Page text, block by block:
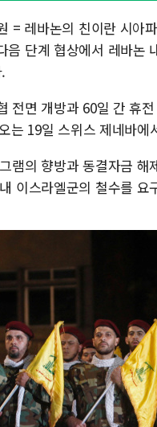
= 레바논의 친이란 시아
음 단계 협상에서 레바논
전면 개방과 60일 간 휴
는 19일 스위스 제네바에
램의 향방과 동결자금
이스라엘군의 철수를 요